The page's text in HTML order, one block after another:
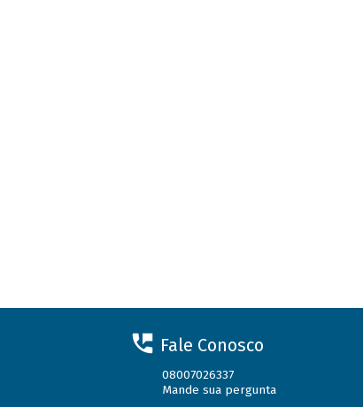
Fale Conosco
08007026337
Mande sua pergunta